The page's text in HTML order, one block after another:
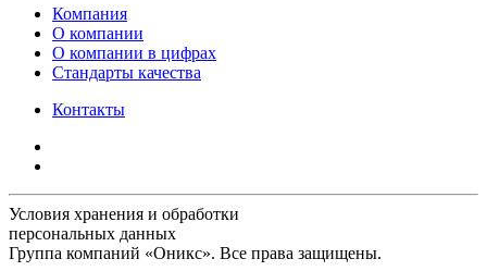
Компания
О компании
О компании в цифрах
Стандарты качества
Контакты
Условия хранения и обработки
персональных данных
Группа компаний «Оникс». Все права защищены.